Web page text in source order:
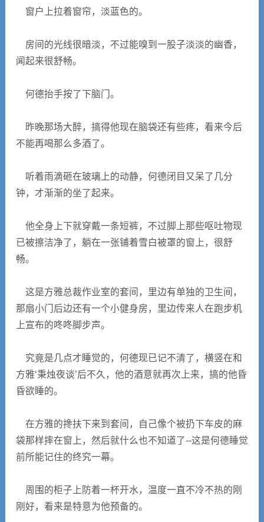
窗户上拉着窗帘，淡蓝色的。
房间的光线很暗淡，不过能嗅到一股子淡淡的幽香，
闻起来很舒畅。
何德抬手按了下脑门。
昨晚那场大醉，搞得他现在脑袋还有些疼，看来今后
不能再喝那么多酒了。
听着雨滴砸在玻璃上的动静，何德闭目又呆了几分
钟，才渐渐的坐了起来。
他全身上下就穿戴一条短裤，不过脚上那些呕吐物现
已被擦洁净了，躺在一张铺着雪白被罩的窗上，很舒
畅。
这是方雅总裁作业室的套间，里边有单独的卫生间，
那扇小门后边还有一个小健身房，里边传来人在跑步机
上宣布的咚咚脚步声。
究竟是几点才睡觉的，何德现已记不清了，横竖在和
方雅‘秉烛夜谈’后不久，他的酒意就再次上来，搞的他昏
昏欲睡的。
在方雅的搀扶下来到套间，自己像个被扔下车皮的麻
袋那样摔在窗上，然后就什么也不知道了--这是何德睡觉
前所能记住的终究一幕。
周围的柜子上防着一杯开水，温度一直不冷不热的刚
刚好，看来是特意为他预备的。